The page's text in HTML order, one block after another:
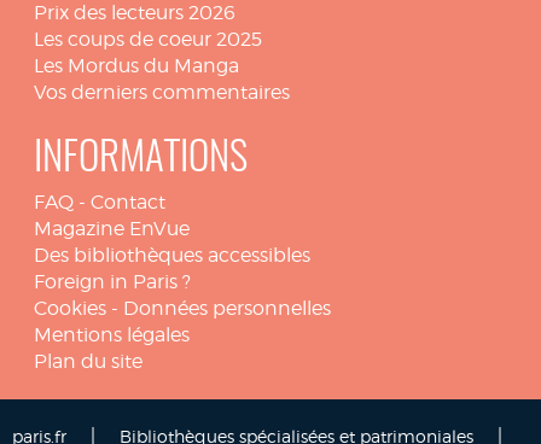
Prix des lecteurs 2026
Les coups de coeur 2025
Les Mordus du Manga
Vos derniers commentaires
INFORMATIONS
FAQ - Contact
Magazine EnVue
Des bibliothèques accessibles
Foreign in Paris ?
Cookies - Données personnelles
Mentions légales
Plan du site
paris.fr Bibliothèques spécialisées et patrimoniales